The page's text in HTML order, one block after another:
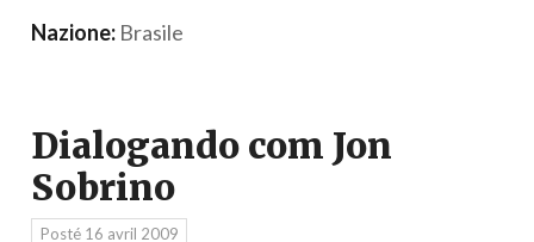
Nazione: Brasile
Dialogando com Jon
Sobrino
Posté 16 avril 2009